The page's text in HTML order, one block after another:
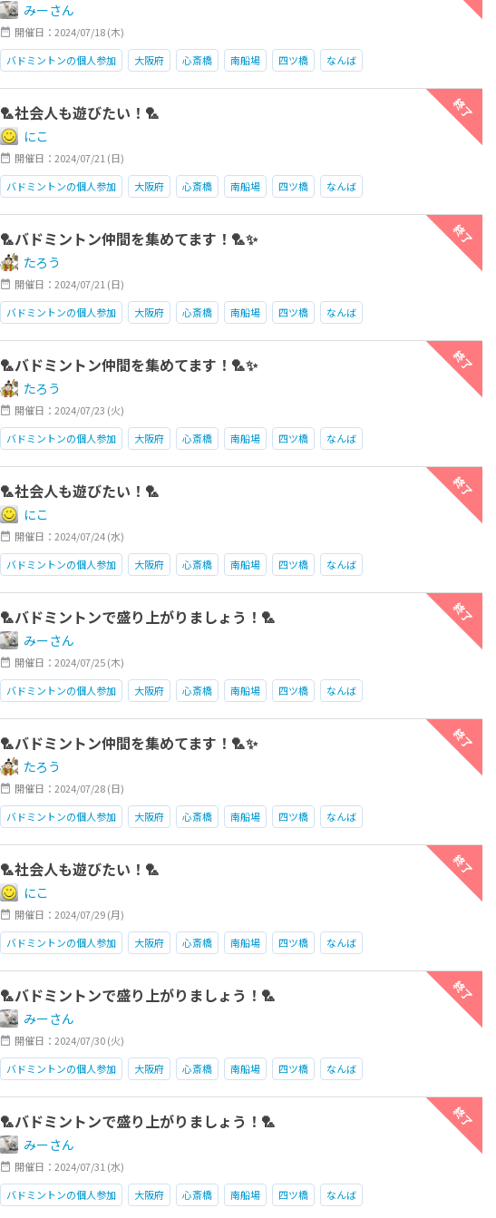
みーさん
開催日：2024/07/18 (木)
バドミントンの個人参加
大阪府 心斎橋 南船場 四ツ橋
なんば
日本橋
🏸社会人も遊びたい！🏸
にこ
終了
開催日：2024/07/21 (日)
バドミントンの個人参加
大阪府 心斎橋 南船場 四ツ橋
なんば
日本橋
🏸バドミントン仲間を集めてます！🏸✨
たろう
終了
開催日：2024/07/21 (日)
バドミントンの個人参加
大阪府 心斎橋 南船場 四ツ橋
なんば
日本橋
🏸バドミントン仲間を集めてます！🏸✨
たろう
終了
開催日：2024/07/23 (火)
バドミントンの個人参加
大阪府 心斎橋 南船場 四ツ橋
なんば
日本橋
🏸社会人も遊びたい！🏸
にこ
終了
開催日：2024/07/24 (水)
バドミントンの個人参加
大阪府 心斎橋 南船場 四ツ橋
なんば
日本橋
🏸バドミントンで盛り上がりましょう！🏸
みーさん
終了
開催日：2024/07/25 (木)
バドミントンの個人参加
大阪府 心斎橋 南船場 四ツ橋
なんば
日本橋
🏸バドミントン仲間を集めてます！🏸✨
たろう
終了
開催日：2024/07/28 (日)
バドミントンの個人参加
大阪府 心斎橋 南船場 四ツ橋
なんば
日本橋
🏸社会人も遊びたい！🏸
にこ
終了
開催日：2024/07/29 (月)
バドミントンの個人参加
大阪府 心斎橋 南船場 四ツ橋
なんば
日本橋
🏸バドミントンで盛り上がりましょう！🏸
みーさん
終了
開催日：2024/07/30 (火)
バドミントンの個人参加
大阪府 心斎橋 南船場 四ツ橋
なんば
日本橋
🏸バドミントンで盛り上がりましょう！🏸
みーさん
終了
開催日：2024/07/31 (水)
バドミントンの個人参加
大阪府 心斎橋 南船場 四ツ橋
なんば